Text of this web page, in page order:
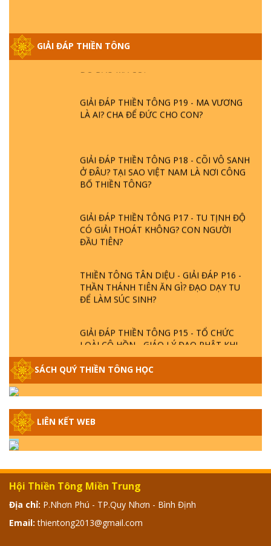
GIẢI ĐÁP THIỀN TÔNG
GIẢI ĐÁP THIỀN TÔNG ĐẶC BIỆT PHẦN 20
- BÁC NGUYỄN NHÂN LÀ AI? PHIỀN NÃO
DO ĐÂU MÀ CÓ?
GIẢI ĐÁP THIỀN TÔNG P19 - MA VƯƠNG
LÀ AI? CHA ĐỂ ĐỨC CHO CON?
GIẢI ĐÁP THIỀN TÔNG P18 - CÕI VÔ SANH
Ở ĐÂU? TẠI SAO VIỆT NAM LÀ NƠI CÔNG
BỐ THIỀN TÔNG?
GIẢI ĐÁP THIỀN TÔNG P17 - TU TỊNH ĐỘ
CÓ GIẢI THOÁT KHÔNG? CON NGƯỜI
ĐẦU TIÊN?
THIỀN TÔNG TÂN DIỆU - GIẢI ĐÁP P16 -
THẦN THÁNH TIÊN ĂN GÌ? ĐẠO DẠY TU
ĐỂ LÀM SÚC SINH?
GIẢI ĐÁP THIỀN TÔNG P15 - TỔ CHỨC
LOÀI CÔ HỒN - GIÁO LÝ ĐẠO PHẬT KHI
GIẢI ĐÁP THIỀN TÔNG ĐẶC BIỆT - P14 -
NGUỒN GỐC ÂM LỊCH DƯƠNG LỊCH -
TẦNG BÌNH LƯU LỚN ĐẾN ĐÂU
CON NGƯỜI TU THÀNH PHẬT ĐƯỢC
KHÔNG? XÁ LỢI PHẬT THẬT - GIẢ | TTTD
GIẢI ĐÁP THIỀN TÔNG ĐẶC BIỆT - P12 -
SỰ THẬT VỀ ĐẠI HỒNG THỦY? TRỜI ĐÁNH
THÁNH ĐÂM THẦN VẶN HỌNG?
SÁCH QUÝ THIỀN TÔNG HỌC
LIÊN KẾT WEB
Hội Thiền Tông Miền Trung
Địa chỉ: P.Nhơn Phú - TP.Quy Nhơn - Bình Định
Email: thientong2013@gmail.com